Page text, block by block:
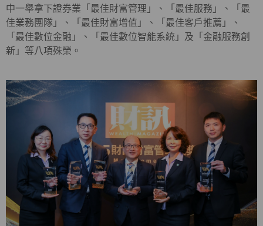
中一舉拿下證券業「最佳財富管理」、「最佳服務」、「最
佳業務團隊」、「最佳財富增值」、「最佳客戶推薦」、
「最佳數位金融」、「最佳數位智能系統」及「金融服務創
新」等八項殊榮。